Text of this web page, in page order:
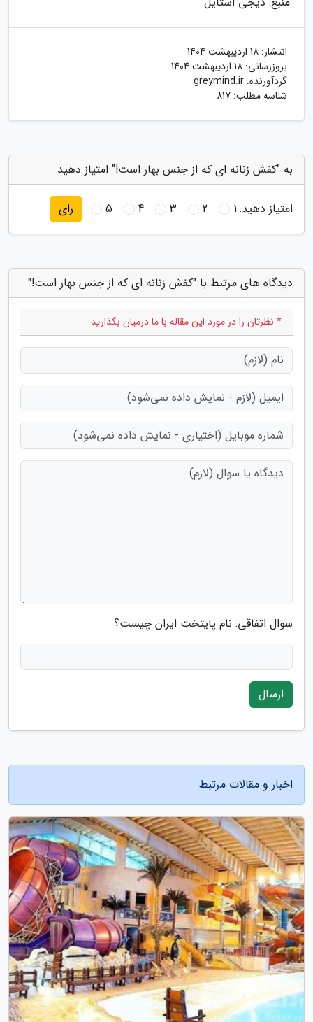
انتشار: 18 اردیبهشت 1404
بروزرسانی: 18 اردیبهشت 1404
گردآورنده: greymind.ir
شناسه مطلب: 817
به "کفش زنانه ای که از جنس بهار است!" امتیاز دهید
امتیاز دهید:1
2
3
4
5 رای
دیدگاه های مرتبط با "کفش زنانه ای که از جنس بهار است!"
* نظرتان را در مورد این مقاله با ما درمیان بگذارید
سوال اتفاقی: نام پایتخت ایران چیست؟
ارسال
اخبار و مقالات مرتبط